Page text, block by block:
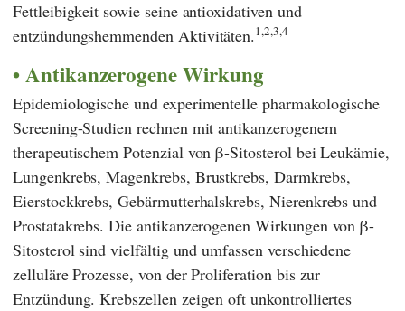
Fettleibigkeit sowie seine antioxidativen und
entzündungshemmenden Aktivitäten.1,2,3,4
Antikanzerogene Wirkung
Epidemiologische und experimentelle pharmakologische
Screening-Studien rechnen mit antikanzerogenem
therapeutischem Potenzial von β-Sitosterol bei Leukämie,
Lungenkrebs, Magenkrebs, Brustkrebs, Darmkrebs,
Eierstockkrebs, Gebärmutterhalskrebs, Nierenkrebs und
Prostatakrebs. Die antikanzerogenen Wirkungen von β-
Sitosterol sind vielfältig und umfassen verschiedene
zelluläre Prozesse, von der Proliferation bis zur
Entzündung. Krebszellen zeigen oft unkontrolliertes